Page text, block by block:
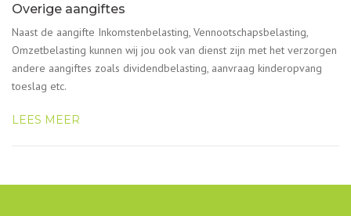
Overige aangiftes
Naast de aangifte Inkomstenbelasting, Vennootschapsbelasting,
Omzetbelasting kunnen wij jou ook van dienst zijn met het verzorgen
andere aangiftes zoals dividendbelasting, aanvraag kinderopvang
toeslag etc.
LEES MEER